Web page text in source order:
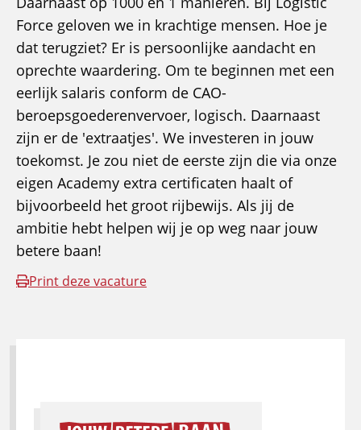
Force geloven we in krachtige mensen. Hoe je
dat terugziet? Er is persoonlijke aandacht en
oprechte waardering. Om te beginnen met een
eerlijk salaris conform de CAO-
beroepsgoederenvervoer, logisch. Daarnaast
zijn er de 'extraatjes'. We investeren in jouw
toekomst. Je zou niet de eerste zijn die via onze
eigen Academy extra certificaten haalt of
bijvoorbeeld het groot rijbewijs. Als jij de
ambitie hebt helpen wij je op weg naar jouw
betere baan!
Print deze vacature